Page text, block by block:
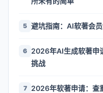
5 避坑指南：AI软著会
6 2026年AI生成软著申
挑战
7 2026年软著申请：查